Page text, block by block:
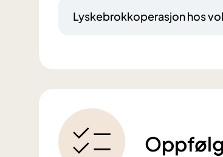
Lyskebrokkoperasjon hos